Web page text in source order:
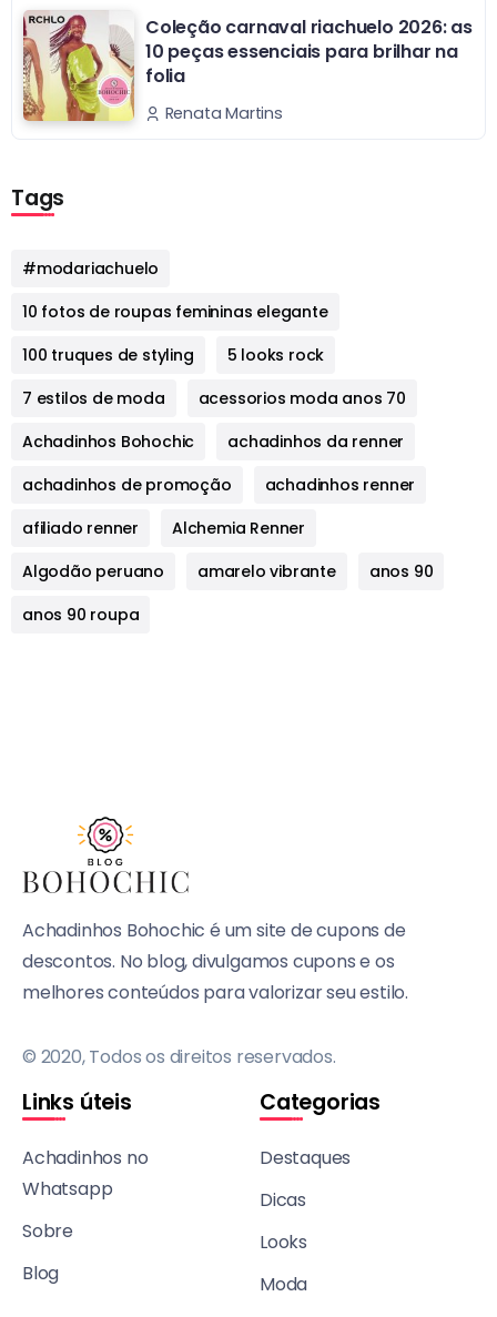
Coleção carnaval riachuelo 2026: as
10 peças essenciais para brilhar na
folia
Renata Martins
Tags
#modariachuelo
10 fotos de roupas femininas elegante
100 truques de styling
5 looks rock
7 estilos de moda
acessorios moda anos 70
Achadinhos Bohochic
achadinhos da renner
achadinhos de promoção
achadinhos renner
afiliado renner
Alchemia Renner
Algodão peruano
amarelo vibrante
anos 90
anos 90 roupa
Achadinhos Bohochic é um site de cupons de
descontos. No blog, divulgamos cupons e os
melhores conteúdos para valorizar seu estilo.
© 2020, Todos os direitos reservados.
Links úteis
Achadinhos no
Whatsapp
Sobre
Blog
Categorias
Destaques
Dicas
Looks
Moda